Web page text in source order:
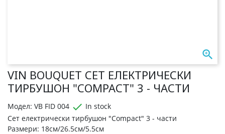

VIN BOUQUET СЕТ ЕЛЕКТРИЧЕСКИ
ТИРБУШОН "COMPACT" 3 - ЧАСТИ
Модел: VB FID 004  In stock
Сет електрически тирбушон "Compact" 3 - части
Размери: 18см/26.5см/5.5см